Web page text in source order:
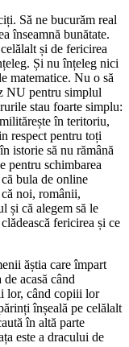
Să ne bucurăm real
înseamnă bunătate.
și de fericirea
Și nu înțeleg nici
matematice. Nu o să
NU pentru simplul
stau foarte simplu:
în teritoriu,
respect pentru toți
istorie să nu rămână
pentru schimbarea
bula de online
că noi, românii,
și că alegem să le
fericirea și ce
ăștia care împart
acasă când
lor, când copiii lor
înșeală pe celălalt
în altă parte
este a dracului de